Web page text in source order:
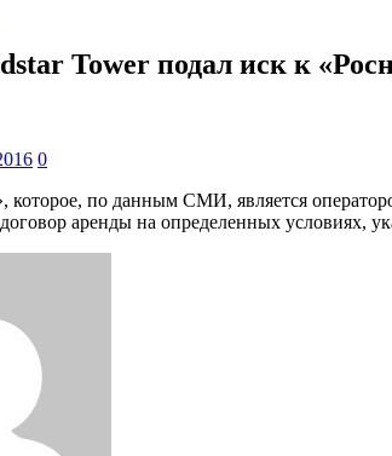
Tower подал иск к
0
которое, по данным СМИ, является
аренды на определенных условиях,